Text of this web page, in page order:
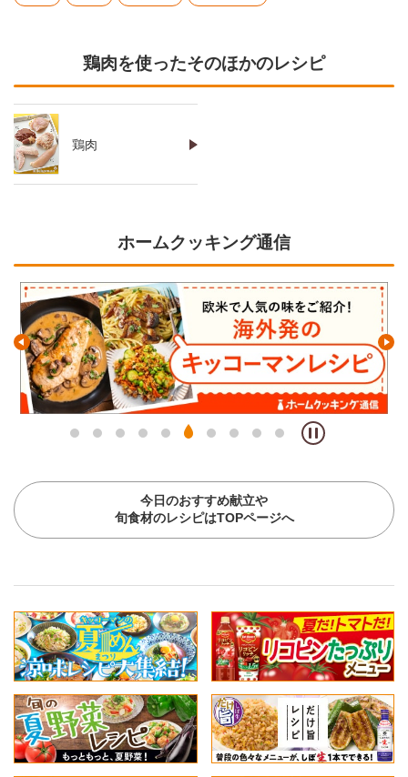
鶏肉を使ったそのほかのレシピ
鶏肉
ホームクッキング通信
今日のおすすめ献立や
旬食材のレシピはTOPページへ